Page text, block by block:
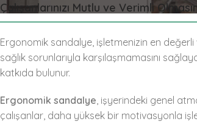
Çalışanlarınızı Mutlu ve Verimli
Ergonomik sandalye, işletmenizin en değerli
sağlık sorunlarıyla karşılaşmamasını
katkıda bulunur.
Ergonomik sandalye, işyerindeki genel
çalışanlar, daha yüksek bir motivasyonla